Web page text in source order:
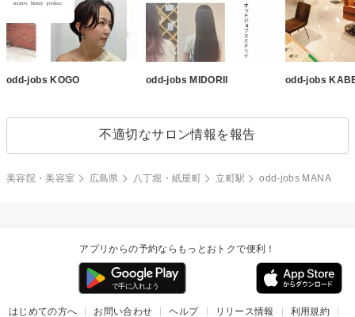
odd-jobs KOGO odd-jobs MIDORII odd-jobs
不適切なサロン情報を報告
美容院・美容室 広島県 八丁堀・紙屋町 立町駅 odd-jobs MANA
アプリからの予約ならもっとおトクで便利！
はじめての方へ お問い合わせ ヘルプ リリース情報 利用規約